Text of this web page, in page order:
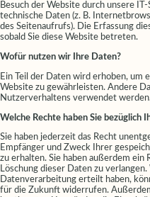
Besuch der Website durch unsere
technische Daten (z. B.
des Seitenaufrufs). Die Erfassung
sobald Sie diese Website betreten.
Wofür nutzen wir Ihre Daten?
Ein Teil der Daten wird erhoben,
Website zu gewährleisten. Andere
Nutzerverhaltens verwendet
Welche Rechte haben Sie bezüglich
Sie haben jederzeit das Recht
Empfänger und Zweck Ihrer
zu erhalten. Sie haben außerdem ein
Löschung dieser Daten zu
Datenverarbeitung erteilt haben,
für die Zukunft widerrufen.